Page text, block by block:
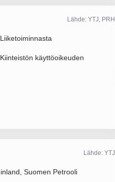
Lähde: YTJ, PRH
käyttöoikeuden
Lähde: YTJ
Suomen Petrooli